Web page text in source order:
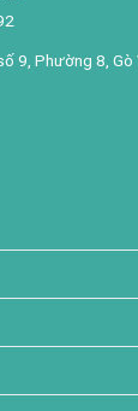
9, Phường 8, Gò